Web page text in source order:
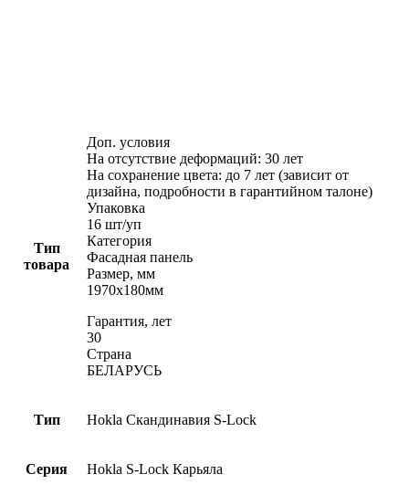
Тип
товара
Доп. условия
На отсутствие деформаций: 30 лет
На сохранение цвета: до 7 лет (зависит от
дизайна, подробности в гарантийном талоне)
Упаковка
16 шт/уп
Категория
Фасадная панель
Размер, мм
1970х180мм
Гарантия, лет
30
Страна
БЕЛАРУСЬ
Тип Hokla Скандинавия S-Lock
Серия Hokla S-Lock Карьяла